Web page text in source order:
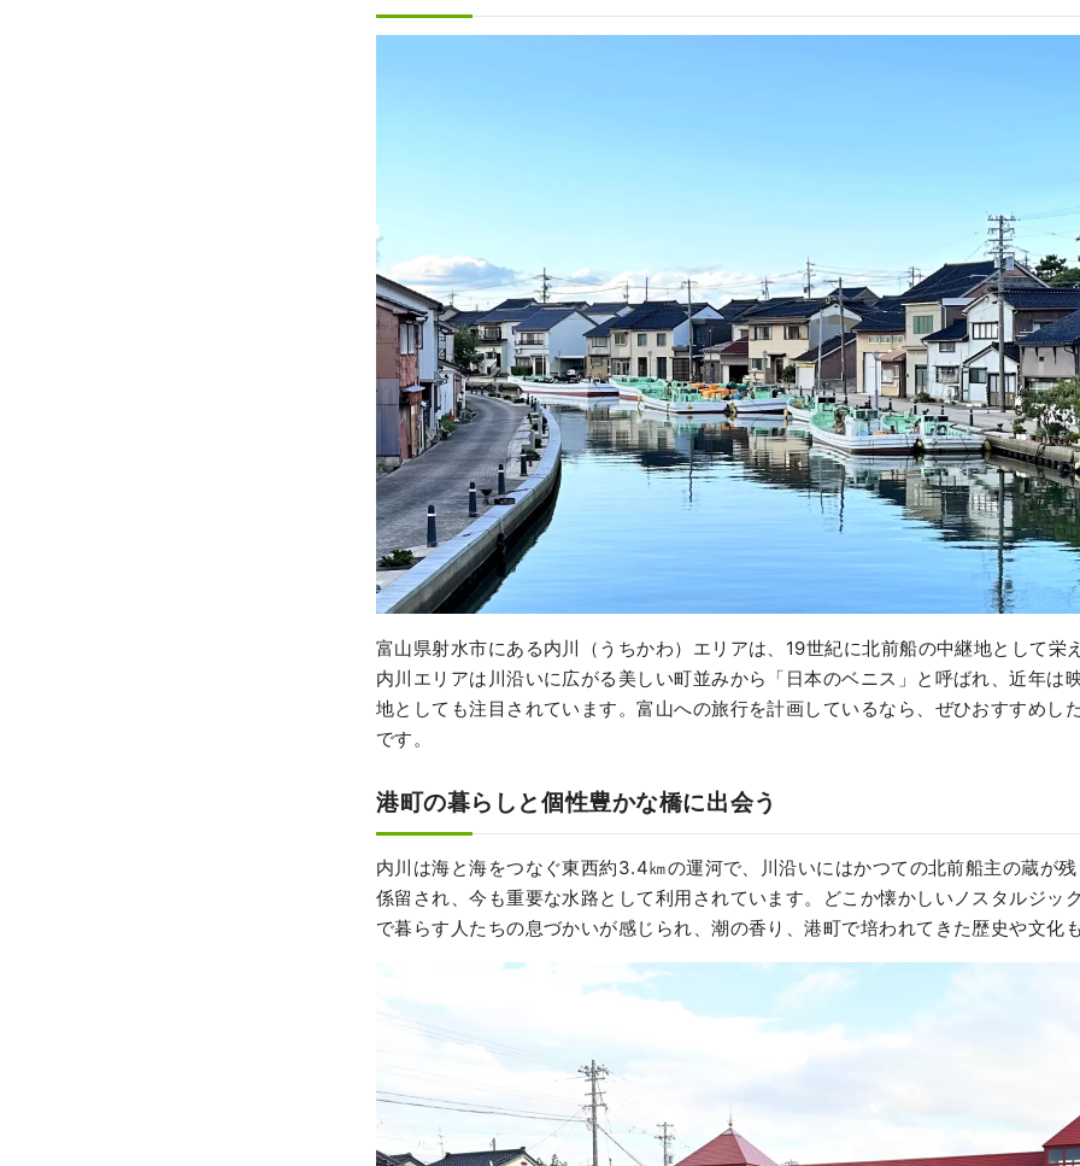
富山県射水市にある内川（うちかわ）エリアは、19世紀に北前船の中継地として栄
内川エリアは川沿いに広がる美しい町並みから「日本のベニス」と呼ばれ、近年は
地としても注目されています。富山への旅行を計画しているなら、ぜひおすすめし
です。
港町の暮らしと個性豊かな橋に出会う
内川は海と海をつなぐ東西約3.4㎞の運河で、川沿いにはかつての北前船主の蔵が
係留され、今も重要な水路として利用されています。どこか懐かしいノスタルジッ
で暮らす人たちの息づかいが感じられ、潮の香り、港町で培われてきた歴史や文化